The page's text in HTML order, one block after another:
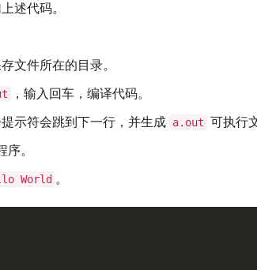
述代码。
文件所在的目录。
，输入回车，编译代码。
示符会跳到下一行，并生成 a.out 可执行
序。
World 。